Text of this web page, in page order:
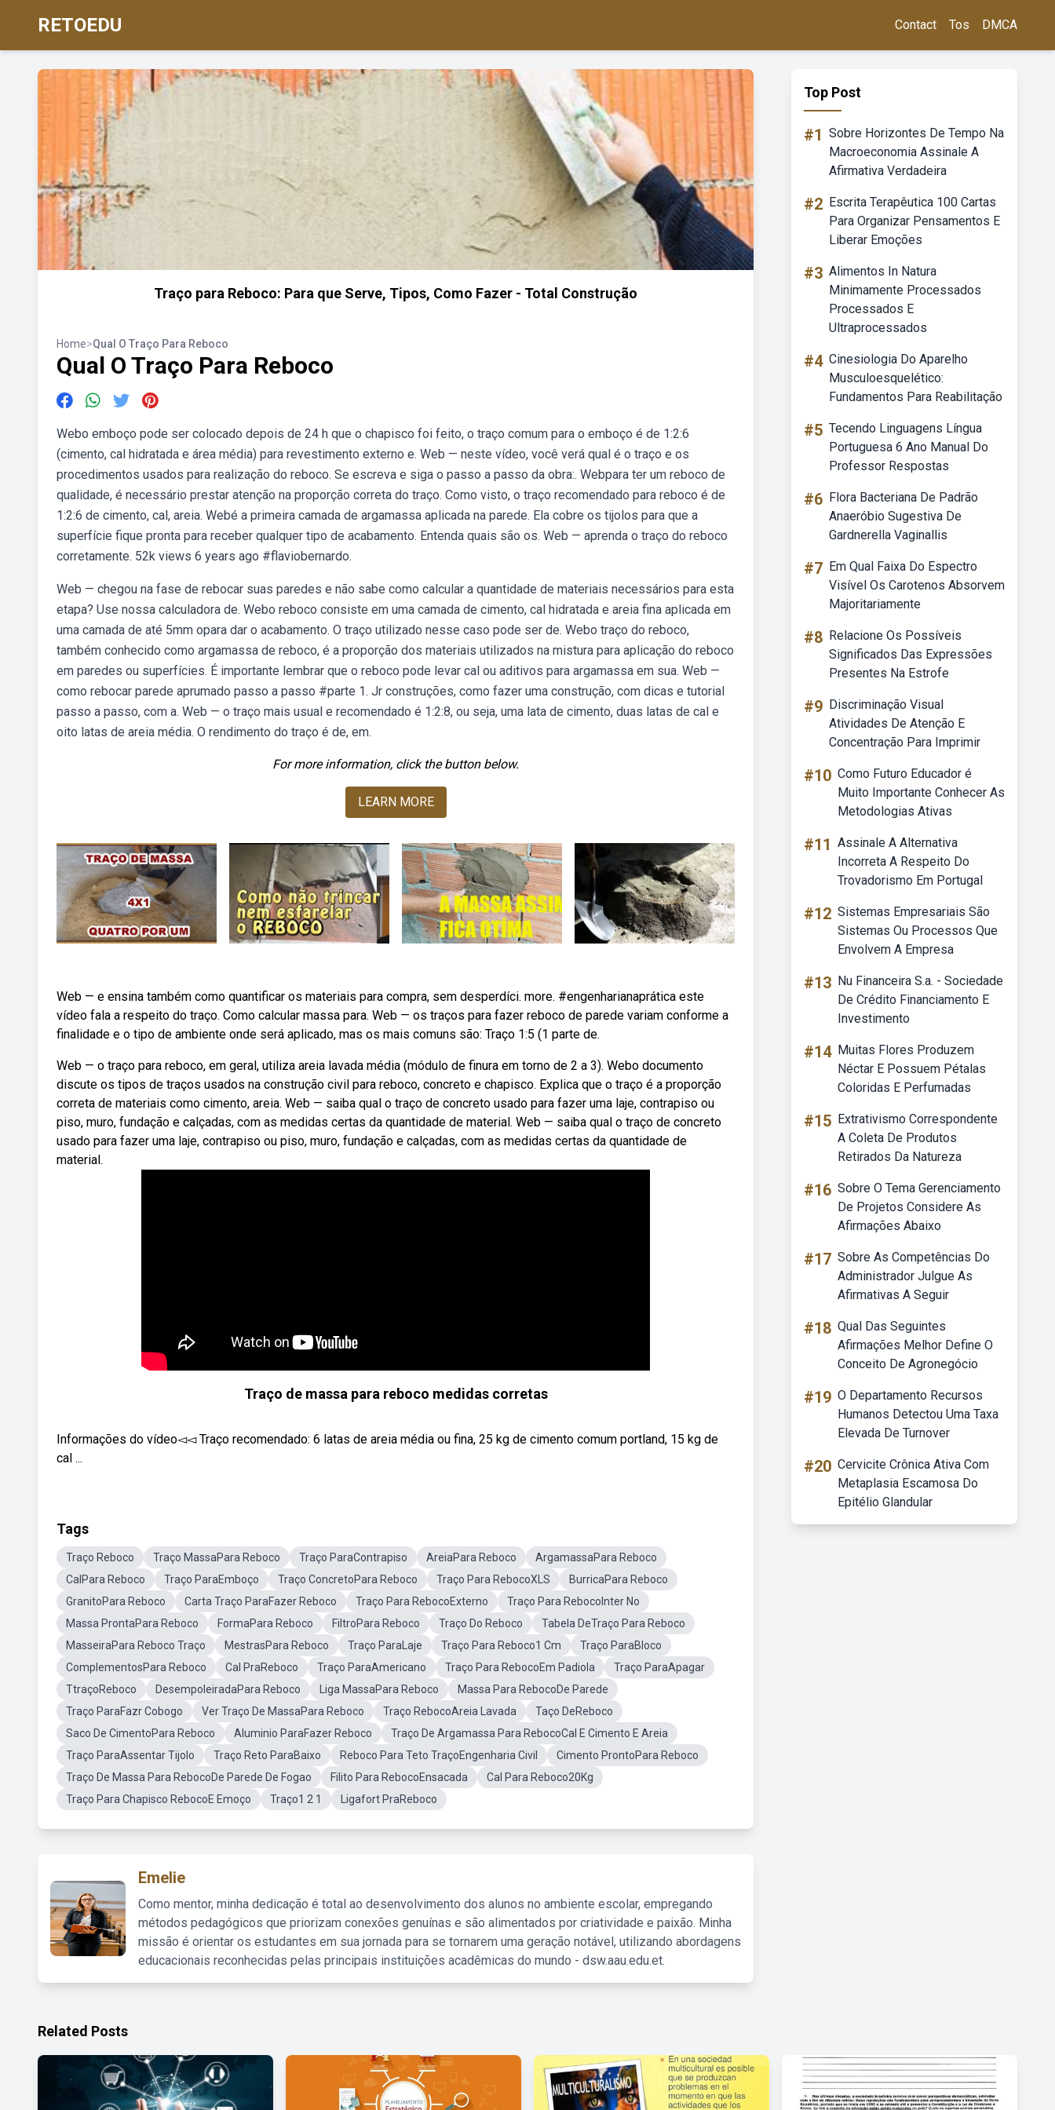
RETOEDU Contact Tos DMCA
Traço para Reboco: Para que Serve, Tipos, Como Fazer - Total Construção
Home>Qual O Traço Para Reboco
Qual O Traço Para Reboco
Webo emboço pode ser colocado depois de 24 h que o chapisco foi feito, o traço comum para o emboço é de 1:2:6
(cimento, cal hidratada e área média) para revestimento externo e. Web — neste vídeo, você verá qual é o traço e os
procedimentos usados para realização do reboco. Se escreva e siga o passo a passo da obra:. Webpara ter um reboco de
qualidade, é necessário prestar atenção na proporção correta do traço. Como visto, o traço recomendado para reboco é de
1:2:6 de cimento, cal, areia. Webé a primeira camada de argamassa aplicada na parede. Ela cobre os tijolos para que a
superfície fique pronta para receber qualquer tipo de acabamento. Entenda quais são os. Web — aprenda o traço do reboco
corretamente. 52k views 6 years ago #flaviobernardo.
Web — chegou na fase de rebocar suas paredes e não sabe como calcular a quantidade de materiais necessários para esta
etapa? Use nossa calculadora de. Webo reboco consiste em uma camada de cimento, cal hidratada e areia fina aplicada em
uma camada de até 5mm opara dar o acabamento. O traço utilizado nesse caso pode ser de. Webo traço do reboco,
também conhecido como argamassa de reboco, é a proporção dos materiais utilizados na mistura para aplicação do reboco
em paredes ou superfícies. É importante lembrar que o reboco pode levar cal ou aditivos para argamassa em sua. Web —
como rebocar parede aprumado passo a passo #parte 1. Jr construções, como fazer uma construção, com dicas e tutorial
passo a passo, com a. Web — o traço mais usual e recomendado é 1:2:8, ou seja, uma lata de cimento, duas latas de cal e
oito latas de areia média. O rendimento do traço é de, em.
For more information, click the button below.
LEARN MORE
Web — e ensina também como quantificar os materiais para compra, sem desperdíci. more. #engenharianaprática este
vídeo fala a respeito do traço. Como calcular massa para. Web — os traços para fazer reboco de parede variam conforme a
finalidade e o tipo de ambiente onde será aplicado, mas os mais comuns são: Traço 1:5 (1 parte de.
Web — o traço para reboco, em geral, utiliza areia lavada média (módulo de finura em torno de 2 a 3). Webo documento
discute os tipos de traços usados na construção civil para reboco, concreto e chapisco. Explica que o traço é a proporção
correta de materiais como cimento, areia. Web — saiba qual o traço de concreto usado para fazer uma laje, contrapiso ou
piso, muro, fundação e calçadas, com as medidas certas da quantidade de material. Web — saiba qual o traço de concreto
usado para fazer uma laje, contrapiso ou piso, muro, fundação e calçadas, com as medidas certas da quantidade de
material.
Traço de massa para reboco medidas corretas
Informações do vídeo◅◅ Traço recomendado: 6 latas de areia média ou fina, 25 kg de cimento comum portland, 15 kg de
cal ...
Tags
Traço Reboco Traço MassaPara Reboco Traço ParaContrapiso AreiaPara Reboco
ArgamassaPara Reboco
CalPara Reboco
Traço ParaEmboço Traço ConcretoPara Reboco Traço Para RebocoXLS
BurricaPara Reboco
GranitoPara Reboco
Carta Traço ParaFazer Reboco Traço Para RebocoExterno
Traço Para RebocoInter No
Massa ProntaPara Reboco
FormaPara Reboco FiltroPara Reboco Traço Do Reboco
Tabela DeTraço Para Reboco
MasseiraPara Reboco Traço
MestrasPara Reboco Traço ParaLaje Traço Para Reboco1 Cm
Traço ParaBloco
ComplementosPara Reboco
Cal PraReboco Traço ParaAmericano Traço Para RebocoEm Padiola
Traço ParaApagar
TtraçoReboco
DesempoleiradaPara Reboco Liga MassaPara Reboco
Massa Para RebocoDe Parede
Traço ParaFazr Cobogo
Ver Traço De MassaPara Reboco Traço RebocoAreia Lavada
Taço DeReboco
Saco De CimentoPara Reboco
Aluminio ParaFazer Reboco
Traço De Argamassa Para RebocoCal E Cimento E Areia
Traço ParaAssentar Tijolo
Traço Reto ParaBaixo Reboco Para Teto TraçoEngenharia Civil
Cimento ProntoPara Reboco
Traço De Massa Para RebocoDe Parede De Fogao
Filito Para RebocoEnsacada
Cal Para Reboco20Kg
Traço Para Chapisco RebocoE Emoço
Traço1 2 1 Ligafort PraReboco
Emelie
Como mentor, minha dedicação é total ao desenvolvimento dos alunos no ambiente escolar, empregando
métodos pedagógicos que priorizam conexões genuínas e são alimentados por criatividade e paixão. Minha
missão é orientar os estudantes em sua jornada para se tornarem uma geração notável, utilizando abordagens
educacionais reconhecidas pelas principais instituições acadêmicas do mundo - dsw.aau.edu.et.
Top Post
#1 Sobre Horizontes De Tempo Na
Macroeconomia Assinale A
Afirmativa Verdadeira
#2 Escrita Terapêutica 100 Cartas
Para Organizar Pensamentos E
Liberar Emoções
#3 Alimentos In Natura
Minimamente Processados
Processados E
Ultraprocessados
#4 Cinesiologia Do Aparelho
Musculoesquelético:
Fundamentos Para Reabilitação
#5 Tecendo Linguagens Língua
Portuguesa 6 Ano Manual Do
Professor Respostas
#6 Flora Bacteriana De Padrão
Anaeróbio Sugestiva De
Gardnerella Vaginallis
#7 Em Qual Faixa Do Espectro
Visível Os Carotenos Absorvem
Majoritariamente
#8 Relacione Os Possíveis
Significados Das Expressões
Presentes Na Estrofe
#9 Discriminação Visual
Atividades De Atenção E
Concentração Para Imprimir
#10 Como Futuro Educador é
Muito Importante Conhecer As
Metodologias Ativas
#11 Assinale A Alternativa
Incorreta A Respeito Do
Trovadorismo Em Portugal
#12 Sistemas Empresariais São
Sistemas Ou Processos Que
Envolvem A Empresa
#13 Nu Financeira S.a. - Sociedade
De Crédito Financiamento E
Investimento
#14 Muitas Flores Produzem
Néctar E Possuem Pétalas
Coloridas E Perfumadas
#15 Extrativismo Correspondente
A Coleta De Produtos
Retirados Da Natureza
#16 Sobre O Tema Gerenciamento
De Projetos Considere As
Afirmações Abaixo
#17 Sobre As Competências Do
Administrador Julgue As
Afirmativas A Seguir
#18 Qual Das Seguintes
Afirmações Melhor Define O
Conceito De Agronegócio
#19 O Departamento Recursos
Humanos Detectou Uma Taxa
Elevada De Turnover
#20 Cervicite Crônica Ativa Com
Metaplasia Escamosa Do
Epitélio Glandular
Related Posts